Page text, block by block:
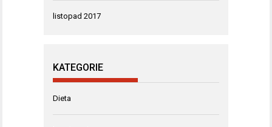
listopad 2017
KATEGORIE
Dieta